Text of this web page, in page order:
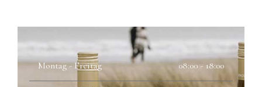
Montag - Freitag 08:00 - 18:00